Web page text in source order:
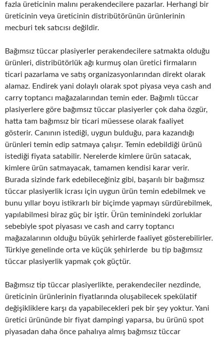
fazla üreticinin malını perakendecilere pazarlar. Herhangi bir
üreticinin veya üreticinin distribütörünün ürünlerinin
mecburi tek satıcısı değildir.
Bağımsız tüccar plasiyerler perakendecilere satmakta olduğu
ürünleri, distribütörlük ağı kurmuş olan üretici firmaların
ticari pazarlama ve satış organizasyonlarından direkt olarak
alamaz. Endirek yani dolaylı olarak spot piyasa veya cash and
carry toptancı mağazalarından temin eder. Bağımlı tüccar
plasiyerlere göre bağımsız tüccar plasiyerler çok daha özgür,
hatta tam bağımsız bir ticari müessese olarak faaliyet
gösterir. Canının istediği, uygun bulduğu, para kazandığı
ürünleri temin edip satmaya çalışır. Temin edebildiği ürünü
istediği fiyata satabilir. Nerelerde kimlere ürün satacak,
kimlere ürün satmayacak, tamamen kendisi karar verir.
Burada sizinde fark edebileceğiniz gibi, başarılı bir bağımsız
tüccar plasiyerlik icrası için uygun ürün temin edebilmek ve
bunu yıllar boyu istikrarlı bir biçimde yapmayı sürdürebilmek,
yapılabilmesi biraz güç bir iştir. Ürün teminindeki zorluklar
sebebiyle spot piyasası ve cash and carry toptancı
mağazalarının olduğu büyük şehirlerde faaliyet gösterebilirler.
Türkiye genelinde orta ve küçük şehirlerde bu tip bağımsız
tüccar plasiyerlik yapmak çok güçtür.
Bağımsız tip tüccar plasiyerlikte, perakendeciler nezdinde,
üreticinin ürünlerinin fiyatlarında oluşabilecek spekülatif
değişikliklere karşı da yapabilecekleri pek bir şey yoktur. Yani
üretici ürününde bir fiyat dampingi yaparsa, bu ürünü spot
piyasadan daha önce pahalıya almış bağımsız tüccar